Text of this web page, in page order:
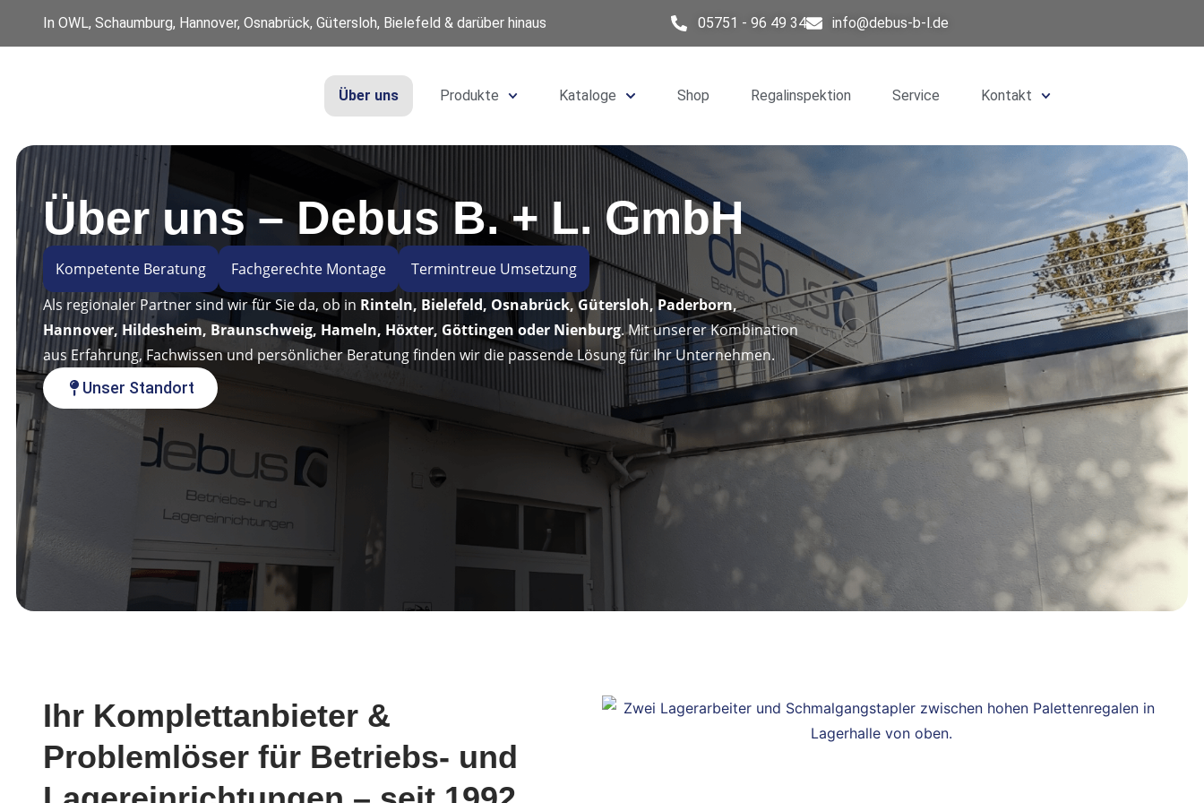
In OWL, Schaumburg, Hannover, Osnabrück, Gütersloh, Bielefeld & darüber hinaus 05751 - 96 49 34 info@debus-b-l.de
Über uns Produkte Kataloge Shop Regalinspektion Service Kontakt
Über uns – Debus B. + L. GmbH
Kompetente Beratung Fachgerechte Montage
Termintreue Umsetzung
Als regionaler Partner sind wir für Sie da, ob in Rinteln, Bielefeld, Osnabrück, Gütersloh, Paderborn,
Hannover, Hildesheim, Braunschweig, Hameln, Höxter, Göttingen oder Nienburg. Mit unserer Kombination
aus Erfahrung, Fachwissen und persönlicher Beratung finden wir die passende Lösung für Ihr Unternehmen.
Unser Standort
Ihr Komplettanbieter &
Problemlöser für Betriebs- und